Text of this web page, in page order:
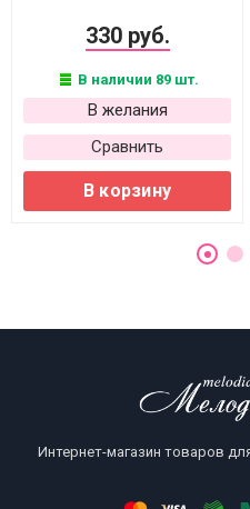
330 руб.
В наличии 89 шт.
В желания
Сравнить
В корзину
Интернет-магазин товаров